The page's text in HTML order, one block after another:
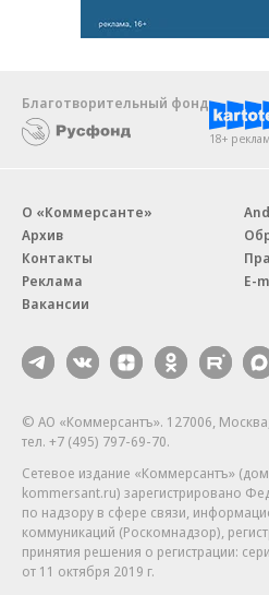
Благотворительный фонд
18+
О «Коммерсанте»
Архив
Контакты
Реклама
Вакансии
E-
© АО «Коммерсантъ». 127006,
тел. +7 (495) 797-69-70.
Сетевое издание «Коммерсантъ»
kommersant.ru) зарегистрировано
по надзору в сфере связи,
коммуникаций (Роскомнадзор),
принятия решения о регистрации:
от 11 октября 2019 г.